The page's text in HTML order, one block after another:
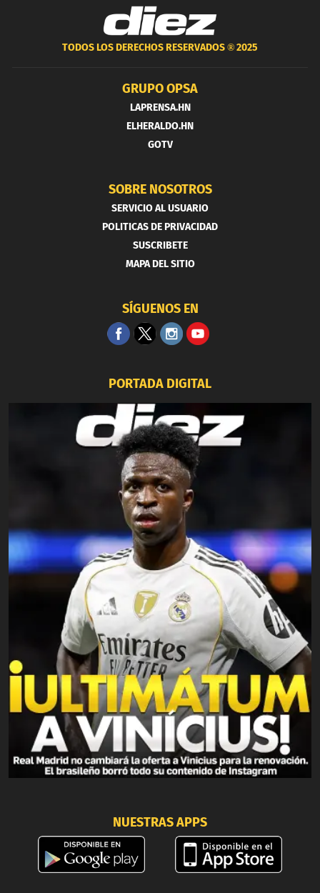
TODOS LOS DERECHOS RESERVADOS ®2025
GRUPO OPSA
LAPRENSA.HN
ELHERALDO.HN
GOTV
SOBRE NOSOTROS
SERVICIO AL USUARIO
POLITICAS DE PRIVACIDAD
SUSCRIBETE
MAPA DEL SITIO
SÍGUENOS EN
PORTADA DIGITAL
NUESTRAS APPS